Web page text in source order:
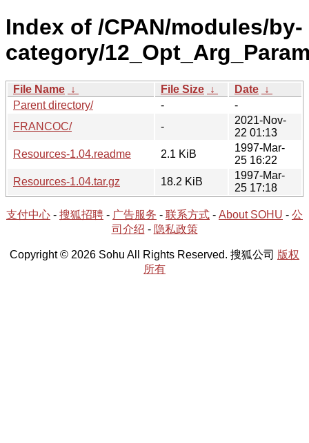
Index of /CPAN/modules/by-
category/
File Name ↓ File Size ↓ Date ↓
Parent directory/
-
-
FRANCOC/
-
2021-Nov-
22 01:13
Resources-1.04.readme
2.1 KiB
1997-Mar-
25 16:22
Resources-1.04.tar.gz
18.2 KiB
1997-Mar-
25 17:18
支付中心 - 搜狐招聘 - 广告服务 - 联系方式 - About SOHU - 公
司介绍 - 隐私政策
Copyright © 2026 Sohu All Rights Reserved. 搜狐公司 版权
所有